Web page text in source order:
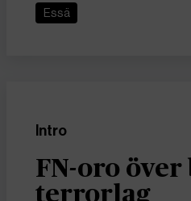
Essä
Intro
FN-oro
terrorlag